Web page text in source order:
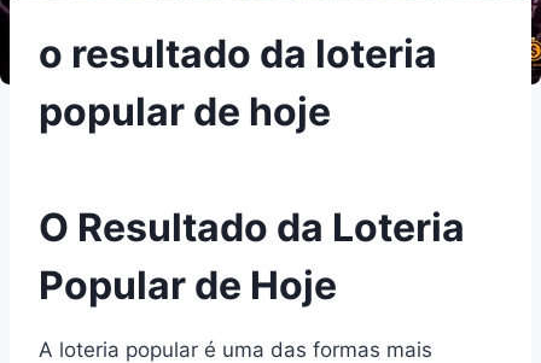
o resultado da loteria
popular de hoje
O Resultado da Loteria
Popular de Hoje
A loteria popular é uma das formas mais